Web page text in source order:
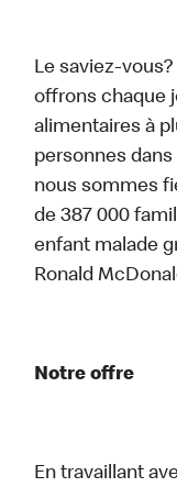
Le saviez-vous?
offrons chaque
alimentaires à
personnes
nous sommes
de 387 000
enfant malade
Ronald
Notre offre
En travaillant